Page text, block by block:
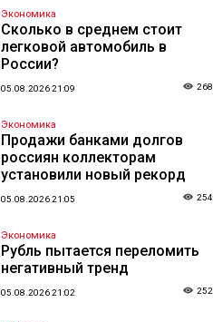
Экономика
Сколько в среднем стоит
легковой автомобиль в
России?
05.08.2026 21:09 268
Экономика
Продажи банками долгов
россиян коллекторам
установили новый рекорд
05.08.2026 21:05 254
Экономика
Рубль пытается переломить
негативный тренд
05.08.2026 21:02 252